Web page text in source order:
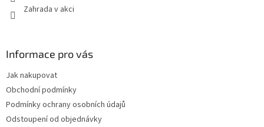
Zahrada v akci
Informace pro vás
Jak nakupovat
Obchodní podmínky
Podmínky ochrany osobních údajů
Odstoupení od objednávky